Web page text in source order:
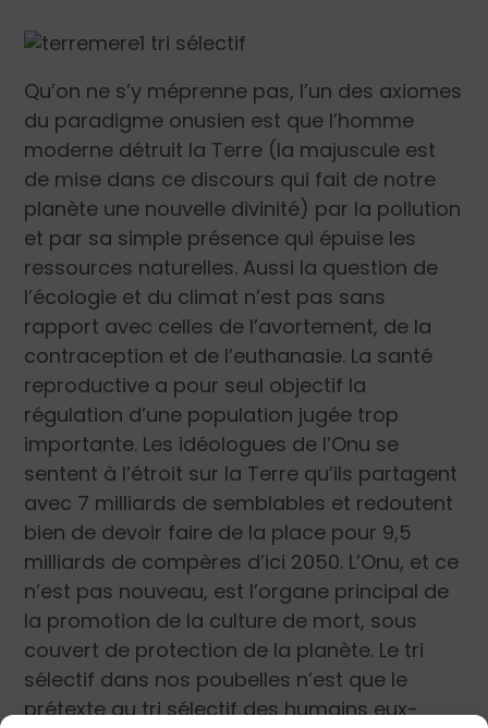
Qu’on ne s’y méprenne pas, l’un des axiomes
du paradigme onusien est que l’homme
moderne détruit la Terre (la majuscule est
de mise dans ce discours qui fait de notre
planète une nouvelle divinité) par la pollution
et par sa simple présence qui épuise les
ressources naturelles. Aussi la question de
l’écologie et du climat n’est pas sans
rapport avec celles de l’avortement, de la
contraception et de l’euthanasie. La santé
reproductive a pour seul objectif la
régulation d’une population jugée trop
importante. Les idéologues de l’Onu se
sentent à l’étroit sur la Terre qu’ils partagent
avec 7 milliards de semblables et redoutent
bien de devoir faire de la place pour 9,5
milliards de compères d’ici 2050. L’Onu, et ce
n’est pas nouveau, est l’organe principal de
la promotion de la culture de mort, sous
couvert de protection de la planète. Le tri
sélectif dans nos poubelles n’est que le
prétexte au tri sélectif des humains eux-